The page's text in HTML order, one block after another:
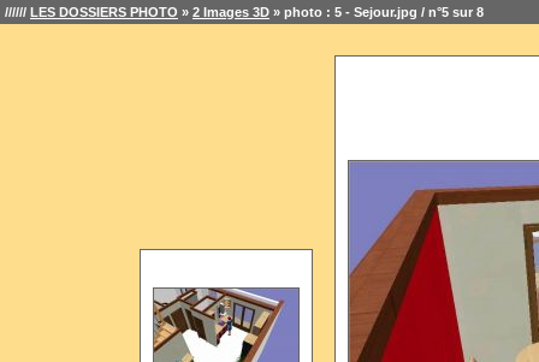
////// LES DOSSIERS PHOTO » 2 Images 3D » photo : 5 - Sejour.jpg / n°5 sur 8